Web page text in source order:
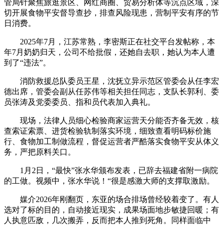
管局针聚焦旅逛景区、网红商圈、贸易分析体等沉点区域，深
切开展食物平安督导查抄，排查风险现患，营制平安有序的节
日消费。
2025年7月，江苏常熟，李密斯正在社交平台发帖称，本
年7月奶奶归天，公司不给批假，还她自去职，她认为本人遭
到了“违法”。
消防救援总队委员王星，沈抚立异示范区管委会从任李宏
德出席，管委会副从任苏伟等相关担任同志，支队长郭利、委
员张涛及党委委员、指和员代表加入典礼。
现场，法律人员细心检验商家运营天分能否齐备无效，核
查索证索票、进货检验轨制落实环境，细致查看明码标价施
行、食物加工制做流程，督促运营者严酷落实食物平安从体义
务，严把原料关口。
1月2日，“最快”张水华颁布发表，已辞去福建省附一病院
的工做。视频中，张水华说！“很是感激大师的支撑取激励。
媒介2026年刚翻页，东亚的场合排场曾经较着变了。有人
选对了标的目的，自动接近现实，成果场面地步敏捷回暖；有
人执意匹敌，几次搬弄，反而把本人推到死角。同样面临中